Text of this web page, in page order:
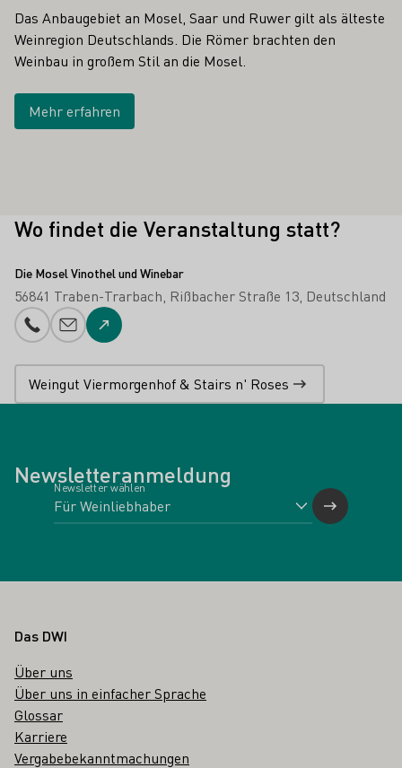
Das Anbaugebiet an Mosel, Saar und Ruwer gilt als älteste
Weinregion Deutschlands. Die Römer brachten den
Weinbau in großem Stil an die Mosel.
Mehr erfahren
Wo findet die Veranstaltung statt?
Die Mosel Vinothel und Winebar
56841 Traben-Trarbach Rißbacher Straße 13 Deutschland
Telefonnummer
E-Mail-Adresse
Zur Website
Weingut Viermorgenhof & Stairs n' Roses
Newsletteranmeldung
Newsletter wählen
Fußbereich
Das DWI
Über uns
Über uns in einfacher Sprache
Glossar
Karriere
Vergabebekanntmachungen